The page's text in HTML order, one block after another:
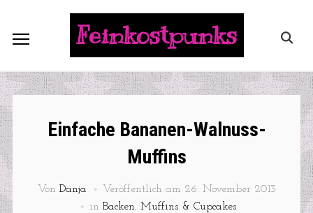
Feinkostpunks
Einfache Bananen-Walnuss-
Muffins
Von Danja Veröffentlich am 26. November 2013
in Backen, Muffins & Cupcakes